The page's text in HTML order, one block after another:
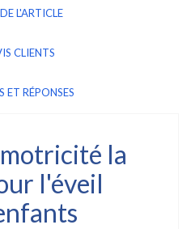
L'ARTICLE
CLIENTS
ET RÉPONSES
la
l'éveil